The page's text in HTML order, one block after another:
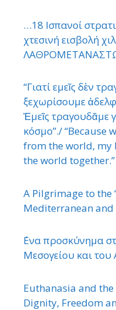
…18 Ισπανοί
χτεσινή εισβολή
“Γιατί εμεῖς δὲν
ξεχωρίσουμε
Ἐμεῖς τραγουδᾶμε
κόσμο”./ “Because
from the world, my
the world together.”
A Pilgrimage to the
Mediterranean and
΄Ενα προσκύνημα
Μεσογείου και του
Euthanasia and
Dignity, Freedom